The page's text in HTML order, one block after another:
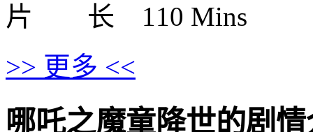
片 长 110 Mins
>> 更多 <<
哪吒之魔童降世的剧情